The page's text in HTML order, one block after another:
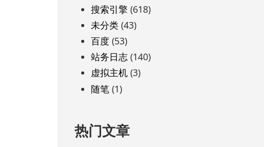
搜索引擎 (618)
未分类(43)
百度 (53)
站务日志(140)
虚拟主机(3)
随笔(1)
热门文章